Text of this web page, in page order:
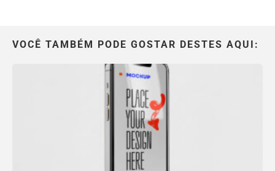
VOCÊ TAMBÉM PODE GOSTAR DESTES AQUI: